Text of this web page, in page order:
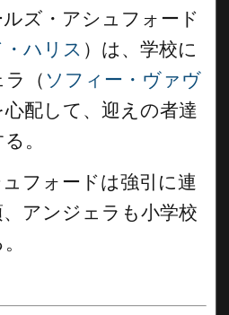
ズ・アシュフォード
ハリス ）は、学校に
（ ソフィー・ヴァヴ
配して、迎えの者達
。
フォードは強引に連
アンジェラも小学校